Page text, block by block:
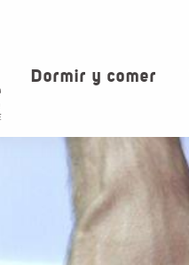
Dormir y comer